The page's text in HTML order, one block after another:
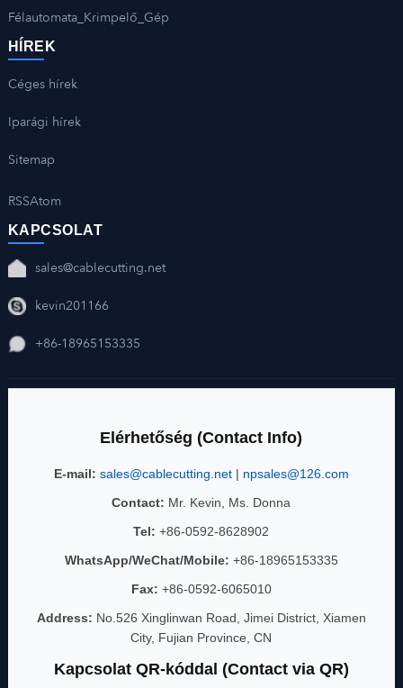
Félautomata_Krimpelő_Gép
HÍREK
Céges hírek
Iparági hírek
Sitemap
RSSAtom
KAPCSOLAT
sales@cablecutting.net
kevin201166
+86-18965153335
Elérhetőség (Contact Info)
E-mail: sales@cablecutting.net| npsales@126.com
Contact: Mr. Kevin, Ms. Donna
Tel: +86-0592-8628902
WhatsApp/WeChat/Mobile: +86-18965153335
Fax: +86-0592-6065010
Address: No.526 Xinglinwan Road, Jimei District, Xiamen
City, Fujian Province, CN
Kapcsolat QR-kóddal (Contact via QR)